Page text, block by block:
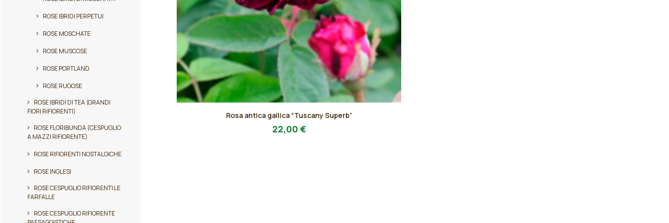
ROSE IBRIDI PERPETUI
ROSE MOSCHATE
ROSE MUSCOSE
ROSE PORTLAND
ROSE RUGOSE
ROSE IBRIDI DI TEA (GRANDI
FIORI RIFIORENTI)
ROSE FLORIBUNDA (CESPUGLIO
A MAZZI RIFIORENTE)
ROSE RIFIORENTI NOSTALGICHE
ROSE INGLESI
ROSE CESPUGLIO RIFIORENTI LE
FARFALLE
ROSE CESPUGLIO RIFIORENTE
Rosa antica gallica “Tuscany Superb”
22,00 €